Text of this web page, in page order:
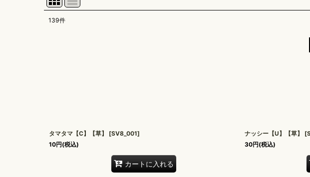
139件
タマタマ【C】【草】 [SV8_001]
10円(税込)
カートに入れる
ナッシー【U】【草】 [
30円(税込)